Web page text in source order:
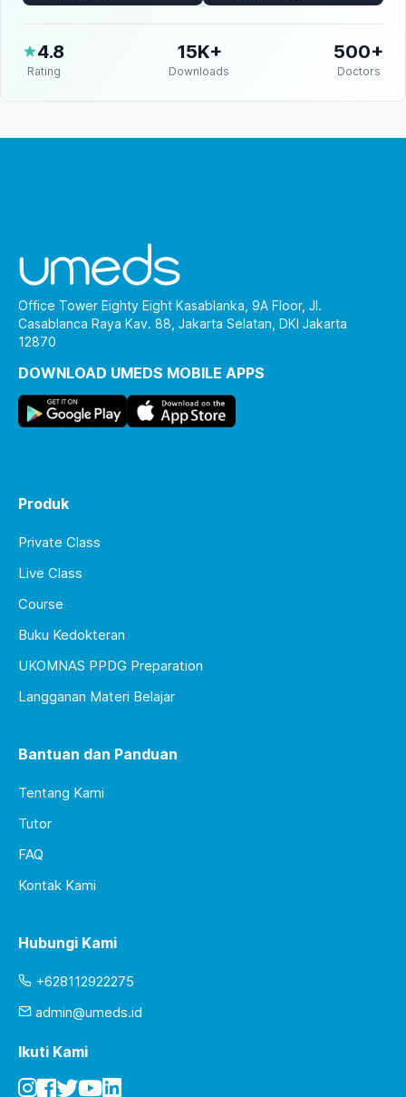
4.8
Rating
15K+
Downloads
500+
Doctors
Office Tower Eighty Eight Kasablanka, 9A Floor, Jl.
Casablanca Raya Kav. 88, Jakarta Selatan, DKI Jakarta
12870
DOWNLOAD UMEDS MOBILE APPS
Produk
Private Class
Live Class
Course
Buku Kedokteran
UKOMNAS PPDG Preparation
Langganan Materi Belajar
Bantuan dan Panduan
Tentang Kami
Tutor
FAQ
Kontak Kami
Hubungi Kami
+628112922275
admin@umeds.id
Ikuti Kami